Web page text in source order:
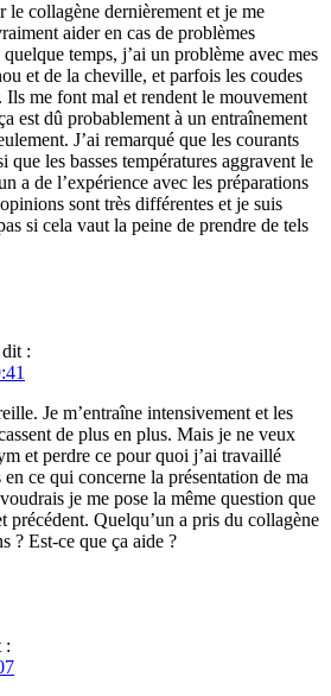
le collagène dernièrement et je me
aider en cas de problèmes
temps, j’ai un problème avec mes
et de la cheville, et parfois les coudes
Ils me font mal et rendent le mouvement
est dû probablement à un entraînement
J’ai remarqué que les courants
que les basses températures aggravent le
a de l’expérience avec les préparations
sont très différentes et je suis
si cela vaut la peine de prendre de tels
dit :
Je m’entraîne intensivement et les
de plus en plus. Mais je ne veux
et perdre ce pour quoi j’ai travaillé
en ce qui concerne la présentation de ma
je me pose la même question que
précédent. Quelqu’un a pris du collagène
? Est-ce que ça aide ?
: